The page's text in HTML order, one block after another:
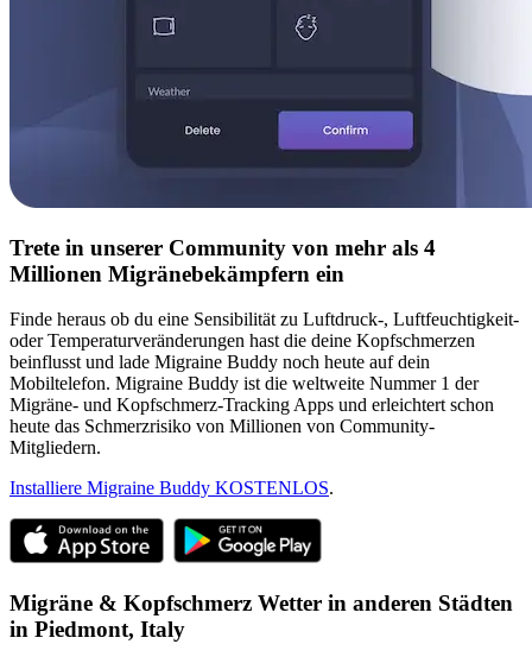
Trete in unserer Community von mehr als 4
Millionen Migränebekämpfern ein
Finde heraus ob du eine Sensibilität zu Luftdruck-, Luftfeuchtigkeit-
oder Temperaturveränderungen hast die deine Kopfschmerzen
beinflusst und lade Migraine Buddy noch heute auf dein
Mobiltelefon. Migraine Buddy ist die weltweite Nummer 1 der
Migräne- und Kopfschmerz-Tracking Apps und erleichtert schon
heute das Schmerzrisiko von Millionen von Community-
Mitgliedern.
Installiere Migraine Buddy KOSTENLOS.
Migräne & Kopfschmerz Wetter in anderen Städten
in Piedmont, Italy